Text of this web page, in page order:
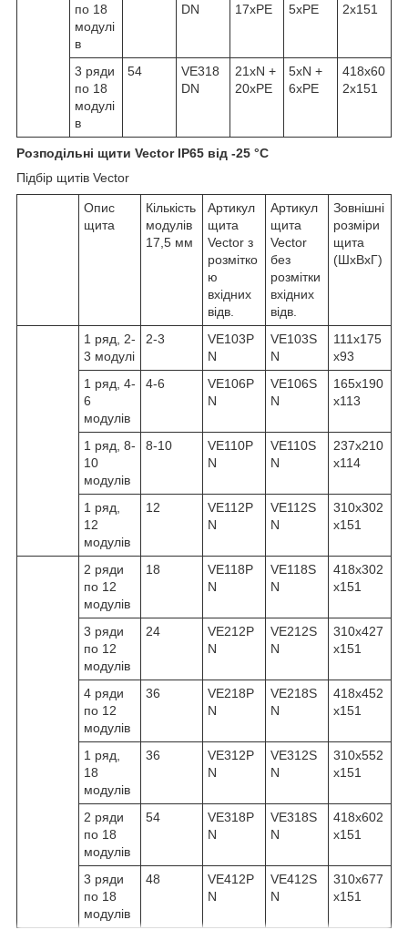
по 18
модулі
в
DN
17xPE
5xPE
2x151
3 ряди
по 18
модулі
в
54
VE318
DN
21xN +
20xPE
5xN +
6xPE
418x60
2x151
Розподільні щити Vector IP65 від -25 °C
Підбір щитів Vector
Опис
щита
Кількість
модулів
17,5 мм
Артикул
щита
Vector з
розмітко
ю
вхідних
відв.
Артикул
щита
Vector
без
розмітки
вхідних
відв.
Зовнішні
розміри
щита
(ШхВхГ)
1 ряд, 2-
3 модулі
2-3
VE103P
N
VE103S
N
111x175
x93
1 ряд, 4-
6
модулів
4-6
VE106P
N
VE106S
N
165x190
x113
1 ряд, 8-
10
модулів
8-10
VE110P
N
VE110S
N
237x210
x114
1 ряд,
12
модулів
12
VE112P
N
VE112S
N
310x302
x151
2 ряди
по 12
модулів
18
VE118P
N
VE118S
N
418x302
x151
3 ряди
по 12
модулів
24
VE212P
N
VE212S
N
310x427
x151
4 ряди
по 12
модулів
36
VE218P
N
VE218S
N
418x452
x151
1 ряд,
18
модулів
36
VE312P
N
VE312S
N
310x552
x151
2 ряди
по 18
модулів
54
VE318P
N
VE318S
N
418x602
x151
3 ряди
по 18
модулів
48
VE412P
N
VE412S
N
310x677
x151